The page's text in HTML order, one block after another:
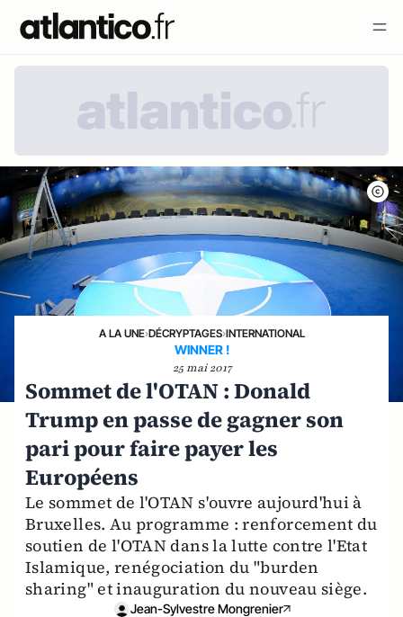
A LA UNE›DÉCRYPTAGES›INTERNATIONAL
WINNER !
25 mai 2017
Sommet de l'OTAN : Donald
Trump en passe de gagner son
pari pour faire payer les
Européens
Le sommet de l'OTAN s'ouvre aujourd'hui à
Bruxelles. Au programme : renforcement du
soutien de l'OTAN dans la lutte contre l'Etat
Islamique, renégociation du "burden
sharing" et inauguration du nouveau siège.
Jean-Sylvestre Mongrenier